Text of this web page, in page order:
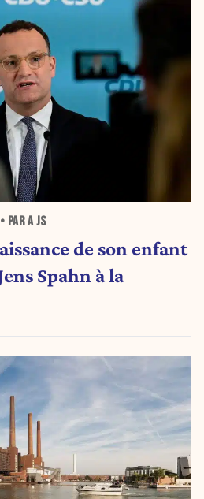
PAR A JS
de son enfant
Spahn à la